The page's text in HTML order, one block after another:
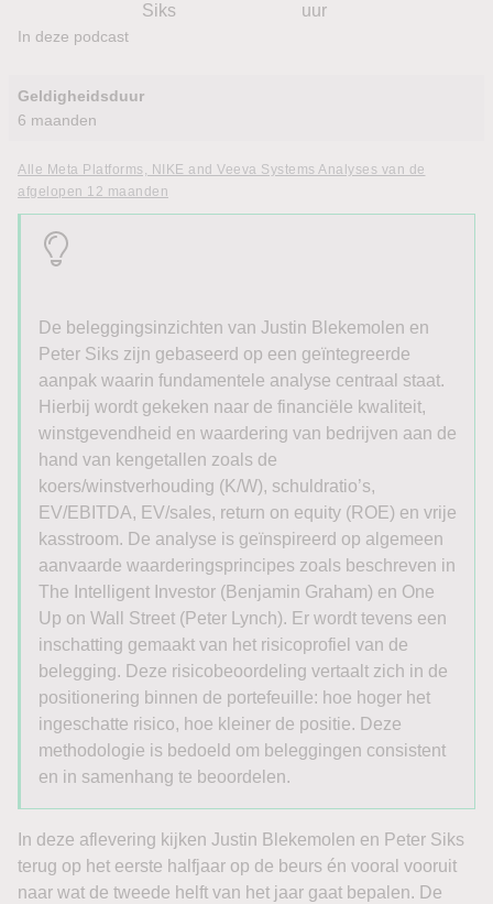
Siks
uur
In deze podcast
Geldigheidsduur
6 maanden
Alle Meta Platforms, NIKE and Veeva Systems Analyses van de
afgelopen 12 maanden
De beleggingsinzichten van Justin Blekemolen en
Peter Siks zijn gebaseerd op een geïntegreerde
aanpak waarin fundamentele analyse centraal staat.
Hierbij wordt gekeken naar de financiële kwaliteit,
winstgevendheid en waardering van bedrijven aan de
hand van kengetallen zoals de
koers/winstverhouding (K/W), schuldratio’s,
EV/EBITDA, EV/sales, return on equity (ROE) en vrije
kasstroom. De analyse is geïnspireerd op algemeen
aanvaarde waarderingsprincipes zoals beschreven in
The Intelligent Investor (Benjamin Graham) en One
Up on Wall Street (Peter Lynch). Er wordt tevens een
inschatting gemaakt van het risicoprofiel van de
belegging. Deze risicobeoordeling vertaalt zich in de
positionering binnen de portefeuille: hoe hoger het
ingeschatte risico, hoe kleiner de positie. Deze
methodologie is bedoeld om beleggingen consistent
en in samenhang te beoordelen.
In deze aflevering kijken Justin Blekemolen en Peter Siks
terug op het eerste halfjaar op de beurs én vooral vooruit
naar wat de tweede helft van het jaar gaat bepalen. De